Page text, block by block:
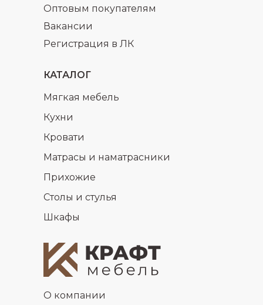
Регистрация в ЛК
Оптовым покупателям
Вакансии
КАТАЛОГ
Кухни
Мягкая мебель
Кровати
Матрасы и наматрасники
Прихожие
Столы и стулья
Шкафы
О компании